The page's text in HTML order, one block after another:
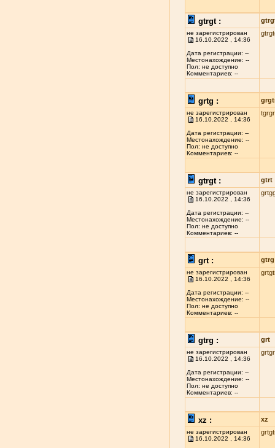
gtrgt :
не зарегистрирован
16.10.2022 , 14:36
Дата регистрации: --
Местонахождение: --
Пол: не доступно
Комментариев: --
grtg :
не зарегистрирован
16.10.2022 , 14:36
Дата регистрации: --
Местонахождение: --
Пол: не доступно
Комментариев: --
tgrgr
gtrgt : gtrt
не зарегистрирован
16.10.2022 , 14:36
Дата регистрации: --
Местонахождение: --
Пол: не доступно
Комментариев: --
grt : gtrg
не зарегистрирован
16.10.2022 , 14:36
Дата регистрации: --
Местонахождение: --
Пол: не доступно
Комментариев: --
gtrg : grt
не зарегистрирован
16.10.2022 , 14:36
Дата регистрации: --
Местонахождение: --
Пол: не доступно
Комментариев: --
xz : xz
не зарегистрирован
16.10.2022 , 14:36